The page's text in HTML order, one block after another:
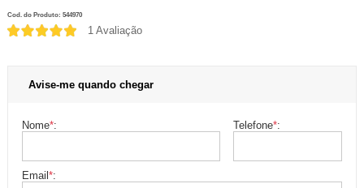
Cod. do Produto: 544970
1 Avaliação
Avise-me quando chegar
Nome*: Telefone*:
Email*: